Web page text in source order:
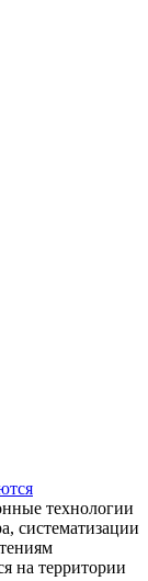
технологии
систематизации
на территории